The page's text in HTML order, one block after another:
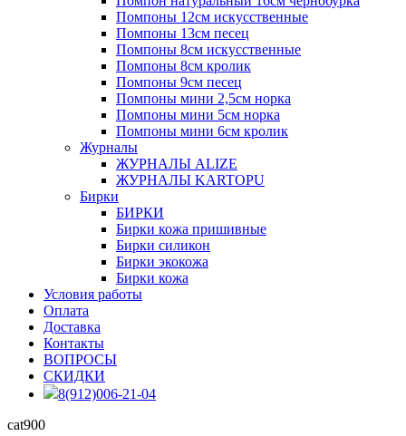
Помпоны 12см искусственные
Помпоны 13см песец
Помпоны 8см искусственные
Помпоны 8см кролик
Помпоны 9см песец
Помпоны мини 2,5см норка
Помпоны мини 5см норка
Помпоны мини 6см кролик
Журналы
ЖУРНАЛЫ ALIZE
ЖУРНАЛЫ KARTOPU
Бирки
БИРКИ
Бирки кожа пришивные
Бирки силикон
Бирки экокожа
Бирки кожа
Условия работы
Оплата
Доставка
Контакты
ВОПРОСЫ
СКИДКИ
8(912)006-21-04
cat900